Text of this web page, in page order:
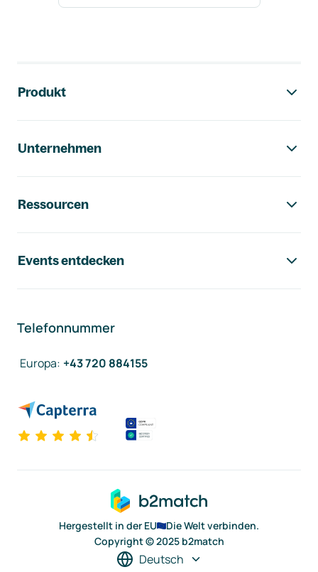
Produkt
Unternehmen
Ressourcen
Events entdecken
Telefonnummer
Europa: +43 720 884155
Hergestellt in der EU
Die Welt verbinden.
Copyright © 2025 b2match
Deutsch